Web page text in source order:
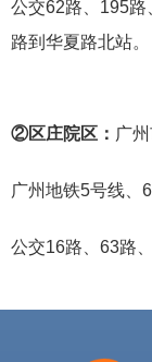
公交62路、195
路到华夏路北站。
②区庄院区： 广
广州地铁5号线、
公交16路、63路